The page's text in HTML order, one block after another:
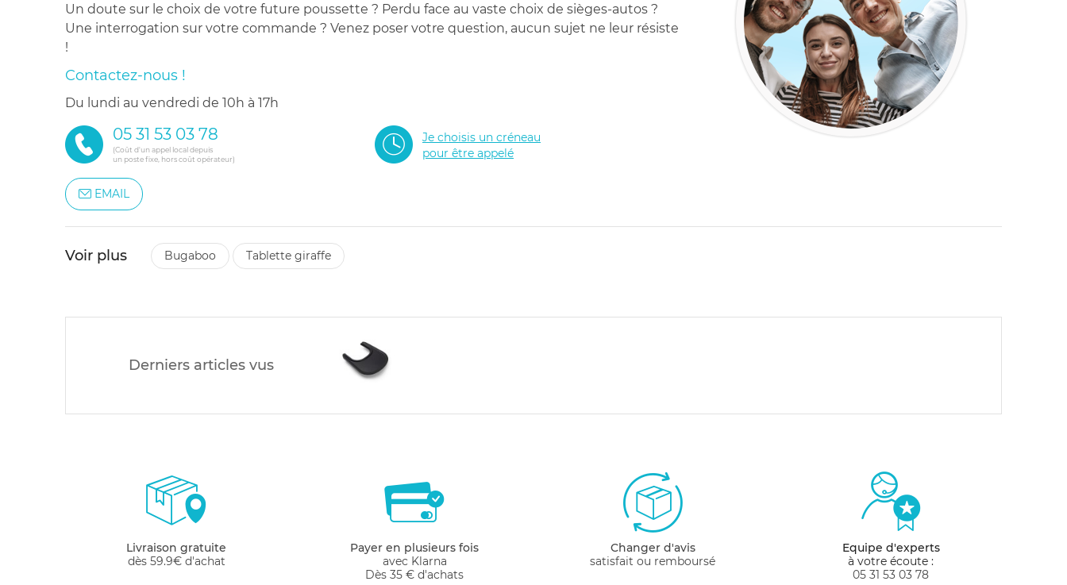
Un doute sur le choix de votre future poussette ? Perdu face au vaste choix de sièges-autos ?
Une interrogation sur votre commande ? Venez poser votre question, aucun sujet ne leur résiste
!
Contactez-nous !
du lundi au vendredi de 10h à 17h
05 31 53 03 78
(Coût d'un appel local depuis
un poste fixe, hors coût opérateur)
Je choisis un créneau
pour être appelé
EMAIL
Voir plus bugaboo tablette giraffe
Derniers articles vus
Livraison gratuite
dès 59.9€ d'achat
Payer en plusieurs fois
avec Klarna
Dès 35 € d'achats
Changer d'avis
satisfait ou remboursé
Equipe d'experts
à votre écoute :
05 31 53 03 78